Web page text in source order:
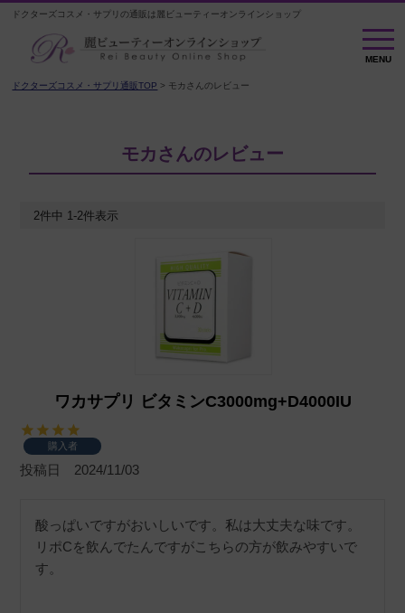
ドクターズコスメ・サプリの通販は麗ビューティーオンラインショップ
MENU
MENU
ドクターズコスメ・サプリ通販TOP モカさんのレビュー
モカさんのレビュー
2件中 1-2件表示
ワカサプリ ビタミンC3000mg+D4000IU
購入者
投稿日 2024/11/03
酸っぱいですがおいしいです。私は大丈夫な味です。
リポCを飲んでたんですがこちらの方が飲みやすいで
す。